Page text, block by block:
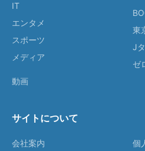
IT
エンタメ
スポーツ
メディア
動画
東
J
ゼ
サイトについて
会社案内 個